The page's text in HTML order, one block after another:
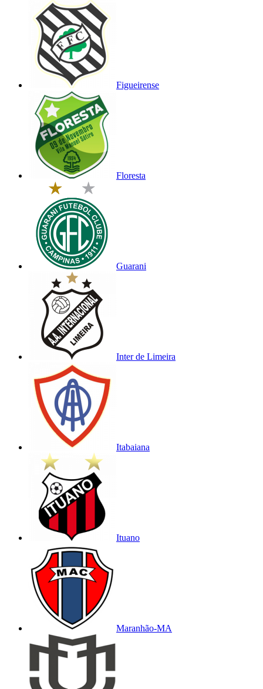
Figueirense
Floresta
Guarani
Inter de Limeira
Itabaiana
Ituano
Maranhão-MA